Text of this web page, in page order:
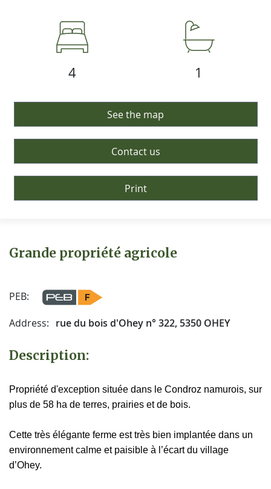
Grande propriété agricole
PEB:
Address: rue du bois d'Ohey n° 322, 5350 OHEY
Description:
Propriété d'exception située dans le Condroz namurois, sur
plus de 58 ha de terres, prairies et de bois.
Cette très élégante ferme est très bien implantée dans un
environnement calme et paisible à l’écart du village
d’Ohey.
4 1
See the map
Contact us
Print